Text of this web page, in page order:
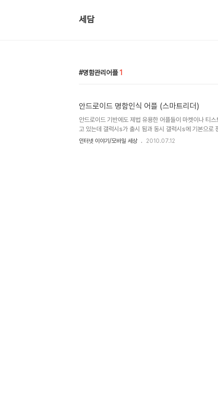
세담
명함관리어플 1
안드로이드 명함인식 어플 (스마트리더)
안드로이드 기반에도 제법 유용한 어플들이 마켓이나 티
고 있는데 갤럭시s가 출시 됨과 동시 갤럭시s에 기본으로
이 "스마트 리더"라는 카메라를 이용한 명함 인식 어플이다
을 실행하면 나타나는 액정의 사각형 틀속에 명함이 보이
인터넷 이야기/모바일 세상 2010.07.12